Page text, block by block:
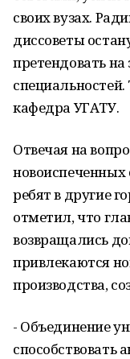
своих вузах.
диссоветы
претендовать
кафедра УГАТУ.
Отвечая на
новоиспеченных
ребят в другие
отметил, что
возвращались
привлекаются
производства,
- Объединение
способствовать